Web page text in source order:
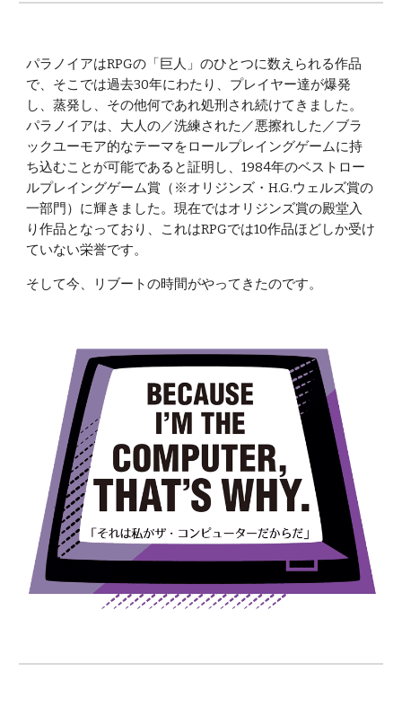
パラノイアはRPGの「巨人」のひとつに数えられる作品
で、そこでは過去30年にわたり、プレイヤー達が爆発
し、蒸発し、その他何であれ処刑され続けてきました。
パラノイアは、大人の／洗練された／悪擦れした／ブラ
ックユーモア的なテーマをロールプレイングゲームに持
ち込むことが可能であると証明し、1984年のベストロー
ルプレイングゲーム賞（※オリジンズ・H.G.ウェルズ賞の
一部門）に輝きました。現在ではオリジンズ賞の殿堂入
り作品となっており、これはRPGでは10作品ほどしか受け
ていない栄誉です。
そして今、リブートの時間がやってきたのです。